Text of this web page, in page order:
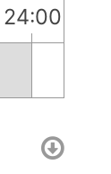
24:00